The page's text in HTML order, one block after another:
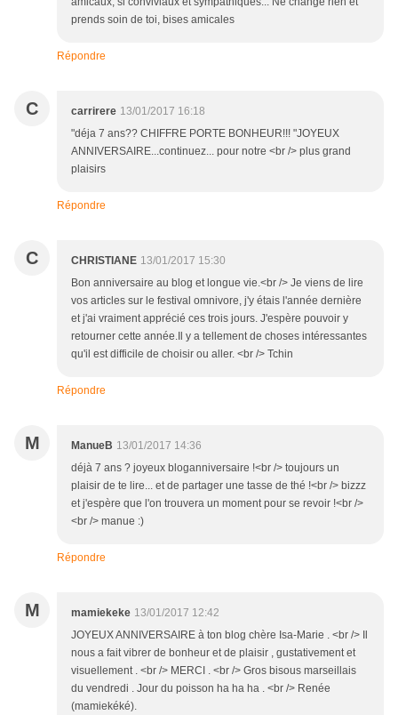
prends soin de toi, bises amicales
Répondre
C carrirere 13/01/2017 16:18
"déja 7 ans?? CHIFFRE PORTE BONHEUR!!! "JOYEUX
ANNIVERSAIRE...continuez... pour notre <br /> plus grand
plaisirs
Répondre
C CHRISTIANE 13/01/2017 15:30
Bon anniversaire au blog et longue vie.<br /> Je viens de lire
vos articles sur le festival omnivore, j'y étais l'année dernière
et j'ai vraiment apprécié ces trois jours. J'espère pouvoir y
retourner cette année.Il y a tellement de choses intéressantes
qu'il est difficile de choisir ou aller. <br /> Tchin
Répondre
M ManueB 13/01/2017 14:36
déjà 7 ans ? joyeux bloganniversaire !<br /> toujours un
plaisir de te lire... et de partager une tasse de thé !<br /> bizzz
et j'espère que l'on trouvera un moment pour se revoir !<br />
<br /> manue :)
Répondre
M mamiekeke 13/01/2017 12:42
JOYEUX ANNIVERSAIRE à ton blog chère Isa-Marie . <br /> Il
nous a fait vibrer de bonheur et de plaisir , gustativement et
visuellement . <br /> MERCI . <br /> Gros bisous marseillais
du vendredi . Jour du poisson ha ha ha . <br /> Renée
(mamiekéké).